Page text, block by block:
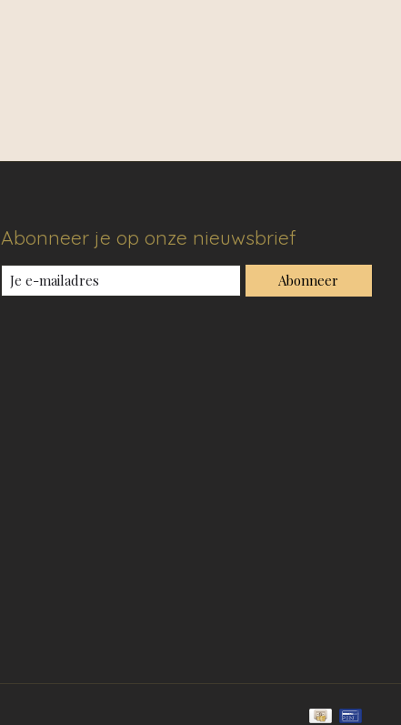
Abonneer je op onze nieuwsbrief
Abonneer